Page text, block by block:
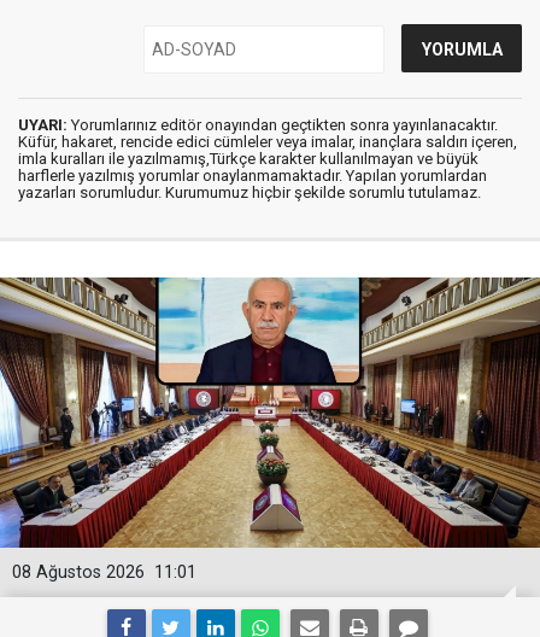
UYARI: Yorumlarınız editör onayından geçtikten sonra yayınlanacaktır.
Küfür, hakaret, rencide edici cümleler veya imalar, inançlara saldırı içeren,
imla kuralları ile yazılmamış,Türkçe karakter kullanılmayan ve büyük
harflerle yazılmış yorumlar onaylanmamaktadır. Yapılan yorumlardan
yazarları sorumludur. Kurumumuz hiçbir şekilde sorumlu tutulamaz.
11:01
08 Ağustos 2026